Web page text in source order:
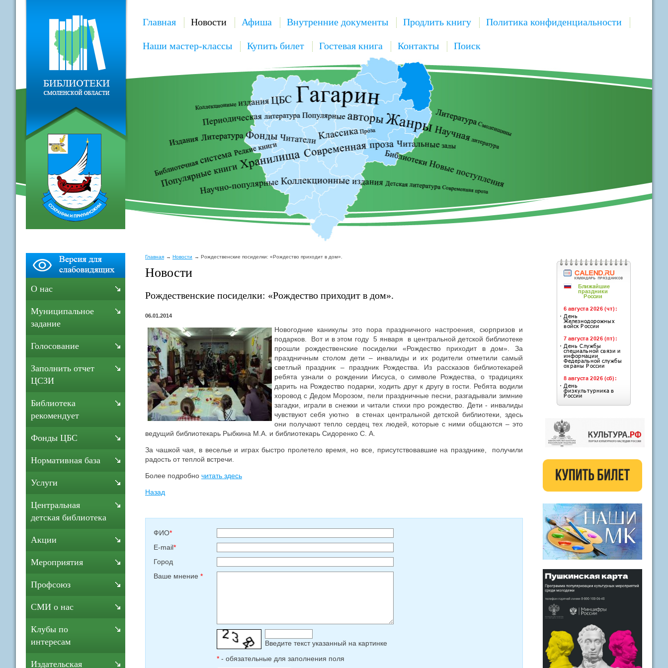
Главная Новости Афиша Внутренние документы Продлить книгу Политика конфиденциальности
Наши мастер-классы Купить билет Гостевая книга Контакты Поиск
Главная Новости Рождественские посиделки: «Рождество приходит в дом».
Новости
Рождественские посиделки: «Рождество приходит в дом».
06.01.2014
Новогодние каникулы это пора праздничного настроения, сюрпризов и
подарков. Вот и в этом году 5 января в центральной детской библиотеке
прошли рождественские посиделки «Рождество приходит в дом». За
праздничным столом дети – инвалиды и их родители отметили самый
светлый праздник – праздник Рождества. Из рассказов библиотекарей
ребята узнали о рождении Иисуса, о символе Рождества, о традициях
дарить на Рождество подарки, ходить друг к другу в гости. Ребята водили
хоровод с Дедом Морозом, пели праздничные песни, разгадывали зимние
загадки, играли в снежки и читали стихи про рождество. Дети - инвалиды
чувствуют себя уютно в стенах центральной детской библиотеки, здесь
они получают тепло сердец тех людей, которые с ними общаются – это
ведущий библиотекарь Рыбкина М.А. и библиотекарь Сидоренко С. А.
За чашкой чая, в веселье и играх быстро пролетело время, но все, присутствовавшие на празднике, получили
радость от теплой встречи.
Более подробно читать здесь
Назад
ФИО*
E-mail*
Город
Ваше мнение *
Введите текcт указанный на картинке
* - обязательные для заполнения поля
О нас
Муниципальное
задание
Голосование
Заполнить отчет
ЦСЗИ
Библиотека
рекомендует
Фонды ЦБС
Нормативная база
Услуги
Центральная
детская библиотека
Акции
Мероприятия
Профсоюз
СМИ о нас
Клубы по
интересам
Издательская